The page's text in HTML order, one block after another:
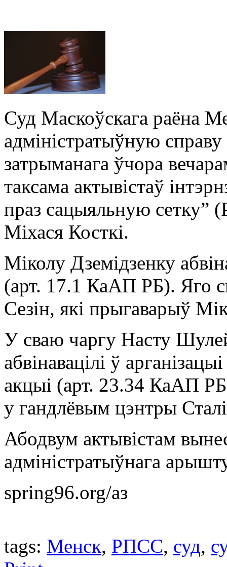
Суд Маскоўскага раёна
адміністратыўную
затрыманага ўчора
таксама актывістаў
праз сацыяльную
Міхася Косткі.
Міколу Дземідзенку
(арт. 17.1 КаАП РБ). Яго
Сезін, які прыгаварыў
У сваю чаргу Насту
абвінавацілі ў
акцыі (арт. 23.34 КаАП
у гандлёвым цэнтры
Абодвум актывістам
адміністратыўнага
spring96.org/аз
tags: Менск, РПСС, суд,